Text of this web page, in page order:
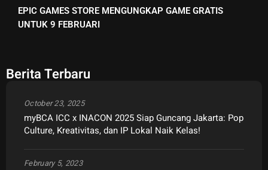
EPIC GAMES STORE MENGUNGKAP GAME GRATIS
UNTUK 9 FEBRUARI
Berita Terbaru
myBCA ICC x INACON 2025 Siap Guncang Jakarta: Pop
Culture, Kreativitas, dan IP Lokal Naik Kelas!
October 23, 2025
February 5, 2023